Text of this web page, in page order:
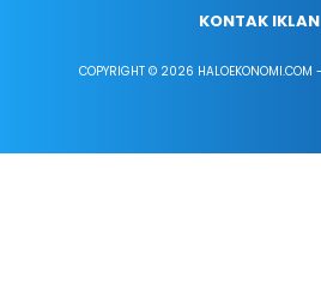
KONTAK IKLAN
COPYRIGHT © 2026 HALOEKONOMI.COM